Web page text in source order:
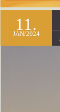
11.
JAN/2024